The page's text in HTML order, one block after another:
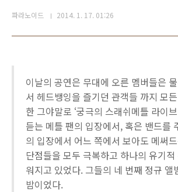
파라노이드 2014. 1. 17. 01:26
이날의 공연은 무대에 오른 멤버들은
서 헤드뱅잉을 즐기던 관객들 까지 모
한 그야말로 ‘궁극의 스래쉬메틀 라이
듣는 메틀 팬의 입장에서, 혹은 밴드를
의 입장에서 어느 쪽에서 보아도 메써
단점들을 모두 극복하고 하나의 유기
워지고 있었다. 그들의 네 번째 정규 앨
밤이었다.